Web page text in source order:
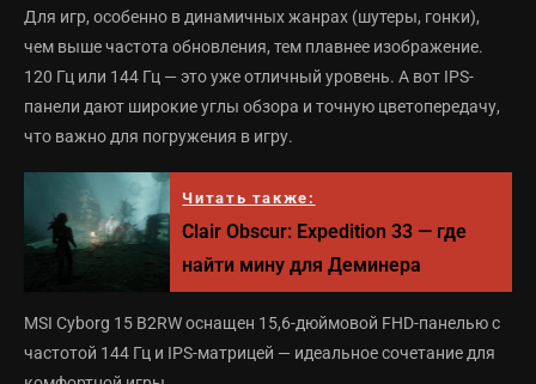
Для игр, особенно в динамичных жанрах (шутеры, гонки),
чем выше частота обновления, тем плавнее изображение.
120 Гц или 144 Гц — это уже отличный уровень. А вот IPS-
панели дают широкие углы обзора и точную цветопередачу,
что важно для погружения в игру.
Читать также:
Clair Obscur: Expedition 33 — где
найти мину для Деминера
MSI Cyborg 15 B2RW оснащен 15,6-дюймовой FHD-панелью с
частотой 144 Гц и IPS-матрицей — идеальное сочетание для